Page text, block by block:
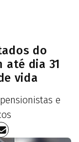
do
dia 31
vida
e